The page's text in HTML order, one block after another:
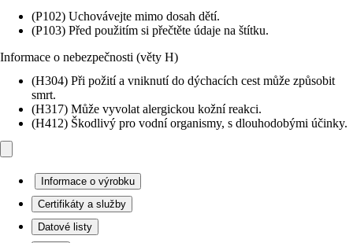
(P102) Uchovávejte mimo dosah dětí.
(P103) Před použitím si přečtěte údaje na štítku.
Informace o nebezpečnosti (věty H)
(H304) Při požití a vniknutí do dýchacích cest může způsobit
smrt.
(H317) Může vyvolat alergickou kožní reakci.
(H412) Škodlivý pro vodní organismy, s dlouhodobými účinky.
Informace o výrobku
Certifikáty a služby
Datové listy